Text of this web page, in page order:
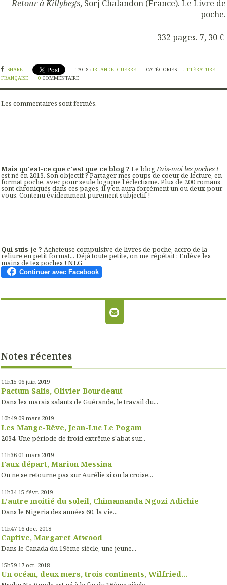
Retour à Killybegs, Sorj Chalandon (France). Le Livre de
poche.
332 pages. 7, 30 €
SHARE TAGS :IRLANDE, GUERRE CATÉGORIES :LITTÉRATURE
FRANÇAISE
0 COMMENTAIRE
Les commentaires sont fermés.
Mais qu'est-ce que c'est que ce blog ? Le blogFais-moi les poches !
est né en 2013. Son objectif ? Partager mes coups de coeur de lecture, en
format poche, avec pour seule logique l'éclectisme. Plus de 200 romans
sont chroniqués dans ces pages, il y en aura forcément un ou deux pour
vous. Contenu évidemment purement subjectif !
Qui suis-je ? Acheteuse compulsive de livres de poche, accro de la
reliure en petit format... Déjà toute petite, on me répétait : Enlève les
mains de tes poches ! NLG
Notes récentes
11h15 06 juin 2019
Pactum Salis, Olivier Bourdeaut
Dans les marais salants de Guérande, le travail du...
10h49 09 mars 2019
Les Mange-Rêve, Jean-Luc Le Pogam
2034. Une période de froid extrême s'abat sur...
11h36 01 mars 2019
Faux départ, Marion Messina
On ne se retourne pas sur Aurélie si on la croise...
11h34 15 févr. 2019
L'autre moitié du soleil, Chimamanda Ngozi Adichie
Dans le Nigeria des années 60, la vie...
11h47 16 déc. 2018
Captive, Margaret Atwood
Dans le Canada du 19ème siècle, une jeune...
15h59 17 oct. 2018
Un océan, deux mers, trois continents, Wilfried...